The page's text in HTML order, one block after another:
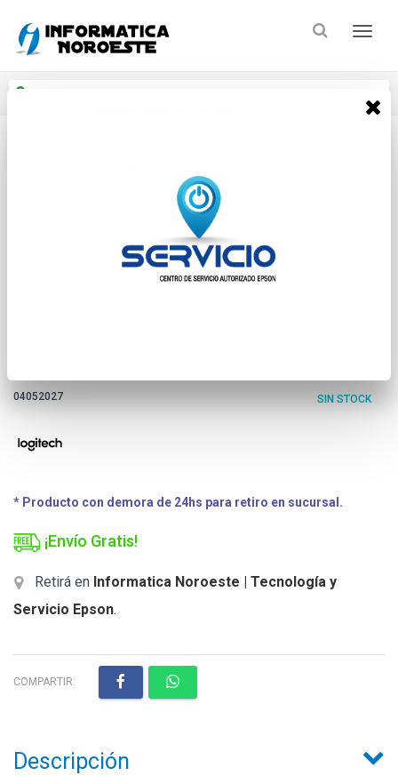
04052027 SIN STOCK
* Producto con demora de 24hs para retiro en sucursal.
¡Envío Gratis!
Retirá en Informatica Noroeste | Tecnología y
Servicio Epson.
COMPARTIR:
Descripción